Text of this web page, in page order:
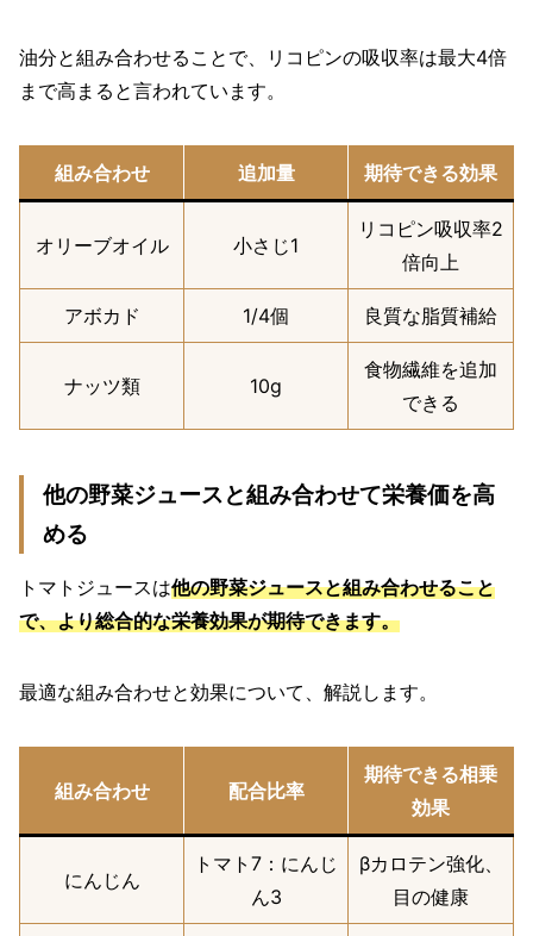
油分と組み合わせることで、リコピンの吸収率は最大4倍
まで高まると言われています。
組み合わせ 追加量 期待できる効果
オリーブオイル 小さじ1
リコピン吸収率2
倍向上
アボカド 1/4個 良質な脂質補給
ナッツ類 10g
食物繊維を追加
できる
他の野菜ジュースと組み合わせて栄養価を高
める
トマトジュースは他の野菜ジュースと組み合わせること
で、より総合的な栄養効果が期待できます。
最適な組み合わせと効果について、解説します。
組み合わせ 配合比率
期待できる相乗
効果
にんじん
トマト7：にんじ
ん3
βカロテン強化、
目の健康